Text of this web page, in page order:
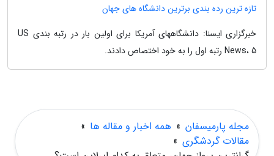
تازه ترین رده بندی برترین دانشگاه های جهان
خبرگزاری ایسنا: دانشگاههای آمریکا برای اولین بار در رتبه بندی US
News، 5 رتبه اول را به خود اختصاص دادند.
مجله پارمیسفان » همه اخبار و مقاله ها »
مقالات گردشگری »